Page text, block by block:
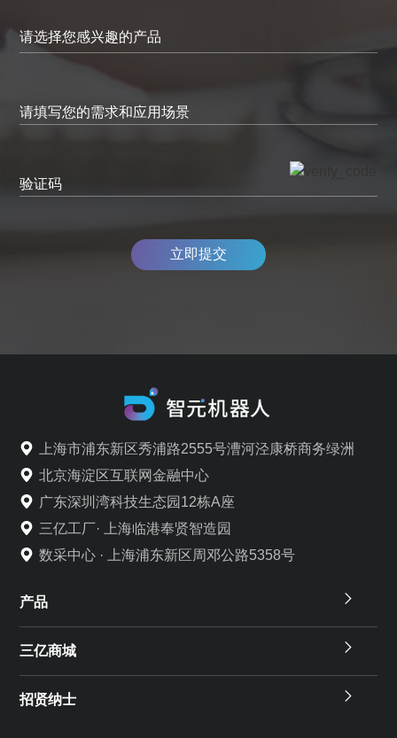
请填写您的需求和应用场景
验证码
立即提交
上海市浦东新区秀浦路2555号漕河泾康桥商务绿洲
北京海淀区互联网金融中心
广东深圳湾科技生态园12栋A座
三亿工厂· 上海临港奉贤智造园
数采中心 · 上海浦东新区周邓公路5358号
产品
三亿商城
招贤纳士